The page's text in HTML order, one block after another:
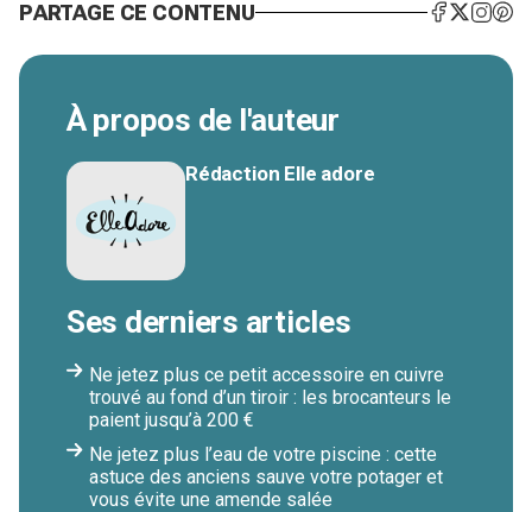
PARTAGE CE CONTENU
À propos de l'auteur
Rédaction Elle adore
Ses derniers articles
Ne jetez plus ce petit accessoire en cuivre
trouvé au fond d’un tiroir : les brocanteurs le
paient jusqu’à 200 €
Ne jetez plus l’eau de votre piscine : cette
astuce des anciens sauve votre potager et
vous évite une amende salée